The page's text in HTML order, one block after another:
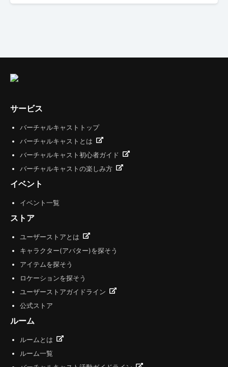
サービス
バーチャルキャストトップ
バーチャルキャストとは
バーチャルキャスト初心者ガイド
バーチャルキャストの楽しみ方
イベント
イベント一覧
ストア
ユーザーストアとは
キャラクター(アバター)を探そう
アイテムを探そう
ロケーションを探そう
ユーザーストアガイドライン
公式ストア
ルーム
ルームとは
ルーム一覧